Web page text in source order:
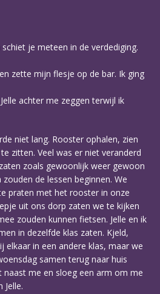
je meteen in de verdediging.
zette mijn flesje op de bar. Ik ging
Jelle achter me zeggen terwijl ik
niet lang. Rooster ophalen, zien
zitten. Veel was er niet veranderd
zoals gewoonlijk weer gewoon
de lessen beginnen. We
praten met het rooster in onze
uit ons dorp zaten we te kijken
zouden kunnen fietsen. Jelle en ik
in dezelfde klas zaten. Kjeld,
elkaar in een andere klas, maar we
samen terug naar huis
naast me en sloeg een arm om me
Jelle.